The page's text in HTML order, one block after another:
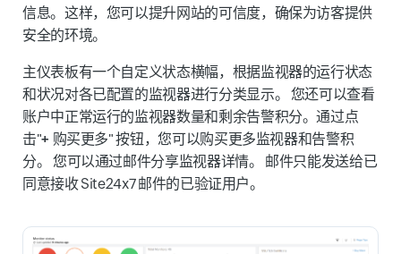
信息。这样，您可以提升网站的可信度，确保为访客提供
安全的环境。
主仪表板有一个自定义状态横幅，根据监视器的运行状态
和状况对各已配置的监视器进行分类显示。 您还可以查看
账户中正常运行的监视器数量和剩余告警积分。通过点
击"+ 购买更多" 按钮，您可以购买更多监视器和告警积
分。 您可以通过邮件分享监视器详情。 邮件只能发送给已
同意接收 Site24x7 邮件的已验证用户。